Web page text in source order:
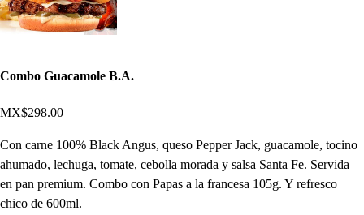
Combo Guacamole B.A.
MX$298.00
Con carne 100% Black Angus, queso Pepper Jack, guacamole, tocino
ahumado, lechuga, tomate, cebolla morada y salsa Santa Fe. Servida
en pan premium. Combo con Papas a la francesa 105g. Y refresco
chico de 600ml.